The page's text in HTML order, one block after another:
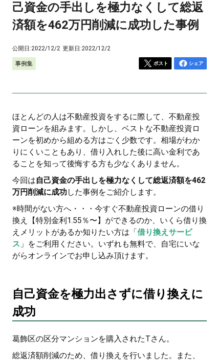
己資金の手出しを極力なくして総返
済額を462万円削減に成功した事例
公開日:2022/12/2 更新日:2022/12/2
事例集 ポスト シェア
ほとんどの人は不動産投資をするに際して、不動産投
資ローンを組みます。しかし、ベストな不動産投資ロ
ーンを初めから組める方はごく少数です。相場がわか
りにくいこともあり、借り入れした後に高い金利であ
ることを知って後悔する方も少なくありません。
今回は自己資金の手出しを極力なくして総返済額を462
万円削減に成功した事例をご紹介します。
※時間がない方へ・・・今すぐ不動産投資ローンの借り
換え【特別金利1.55％〜】ができるのか、いくら借り換
えメリットがあるか知りたい方は「 借り換えサービ
ス 」をご利用ください。いずれも無料で、自宅にいな
がらオンラインでお申し込み頂けます。
自己資金を極力出さずに借り換えに
成功
葛飾区の区分マンションを購入されたTさん。
総返済額削減のため、借り換えを行いました。また、